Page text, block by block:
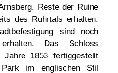
Reste der Ruine
des Ruhrtals erhalten.
sind noch
Das Schloss
Jahre 1853 fertiggestellt
im englischen Stil